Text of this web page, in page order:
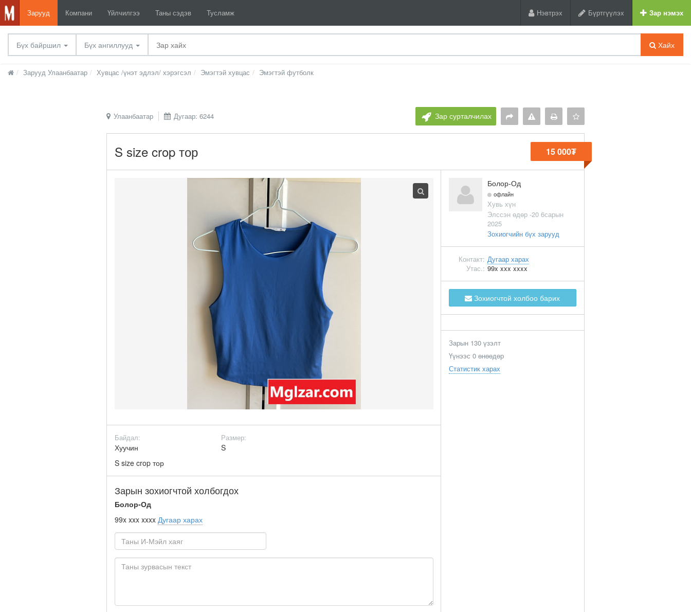
Зарууд Компани Үйлчилгээ Таны сэдэв Тусламж Нэвтрэх Бүртгүүлэх Зар нэмэх
Бүх байршил Бүх ангиллууд Хайх
Зарууд Улаанбаатар Хувцас /үнэт эдлэл/ хэрэгсэл Эмэгтэй хувцас Эмэгтэй футболк
Улаанбаатар Дугаар: 6244 Зар сурталчилах
S size crop тор 15 000₮
Байдал:
Хуучин
Размер:
S
S size crop тор
Зарын зохиогчтой холбогдох
Болор-Од
99x xxx xxxx Дугаар харах
Болор-Од
офлайн
Хувь хүн
Элссэн өдөр -20 6сарын
2025
Зохиогчийн бүх зарууд
Контакт: Дугаар харах
Утас.: 99x xxx xxxx
Зохиогчтой холбоо барих
Зарын 130 үзэлт
Үүнээс 0 өнөөдөр
Статистик харах